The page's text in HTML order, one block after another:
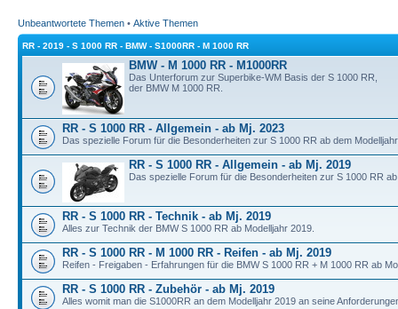
Unbeantwortete Themen • Aktive Themen
RR - 2019 - S 1000 RR - BMW - S1000RR - M 1000 RR
BMW - M 1000 RR - M1000RR
Das Unterforum zur Superbike-WM Basis der S 1000 RR,
der BMW M 1000 RR.
RR - S 1000 RR - Allgemein - ab Mj. 2023
Das spezielle Forum für die Besonderheiten zur S 1000 RR ab dem
RR - S 1000 RR - Allgemein - ab Mj. 2019
Das spezielle Forum für die Besonderheiten zur S 1000 RR
RR - S 1000 RR - Technik - ab Mj. 2019
Alles zur Technik der BMW S 1000 RR ab Modelljahr 2019.
RR - S 1000 RR - M 1000 RR - Reifen - ab Mj. 2019
Reifen - Freigaben - Erfahrungen für die BMW S 1000 RR + M 1000 RR ab
RR - S 1000 RR - Zubehör - ab Mj. 2019
Alles womit man die S1000RR an dem Modelljahr 2019 an seine